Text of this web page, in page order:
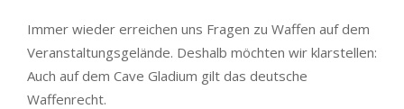
Immer wieder erreichen uns Fragen zu Waffen auf dem
Veranstaltungsgelände. Deshalb möchten wir klarstellen:
Auch auf dem Cave Gladium gilt das deutsche
Waffenrecht.